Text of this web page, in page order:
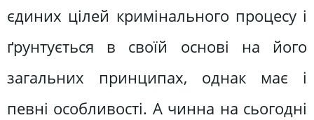
єдиних цілей кримінального процесу і
ґрунтується в своїй основі на його
загальних принципах, однак має і
певні особливості. А чинна на сьогодні